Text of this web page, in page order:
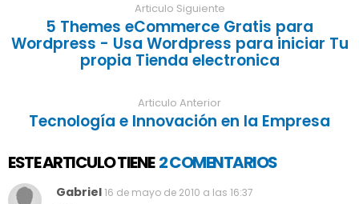
Articulo Siguiente
5 Themes eCommerce Gratis para
Wordpress - Usa Wordpress para iniciar Tu
propia Tienda electronica
Articulo Anterior
Tecnología e Innovación en la Empresa
ESTE ARTICULO TIENE 2 COMENTARIOS
Gabriel16 de mayo de 2010 a las 16:37